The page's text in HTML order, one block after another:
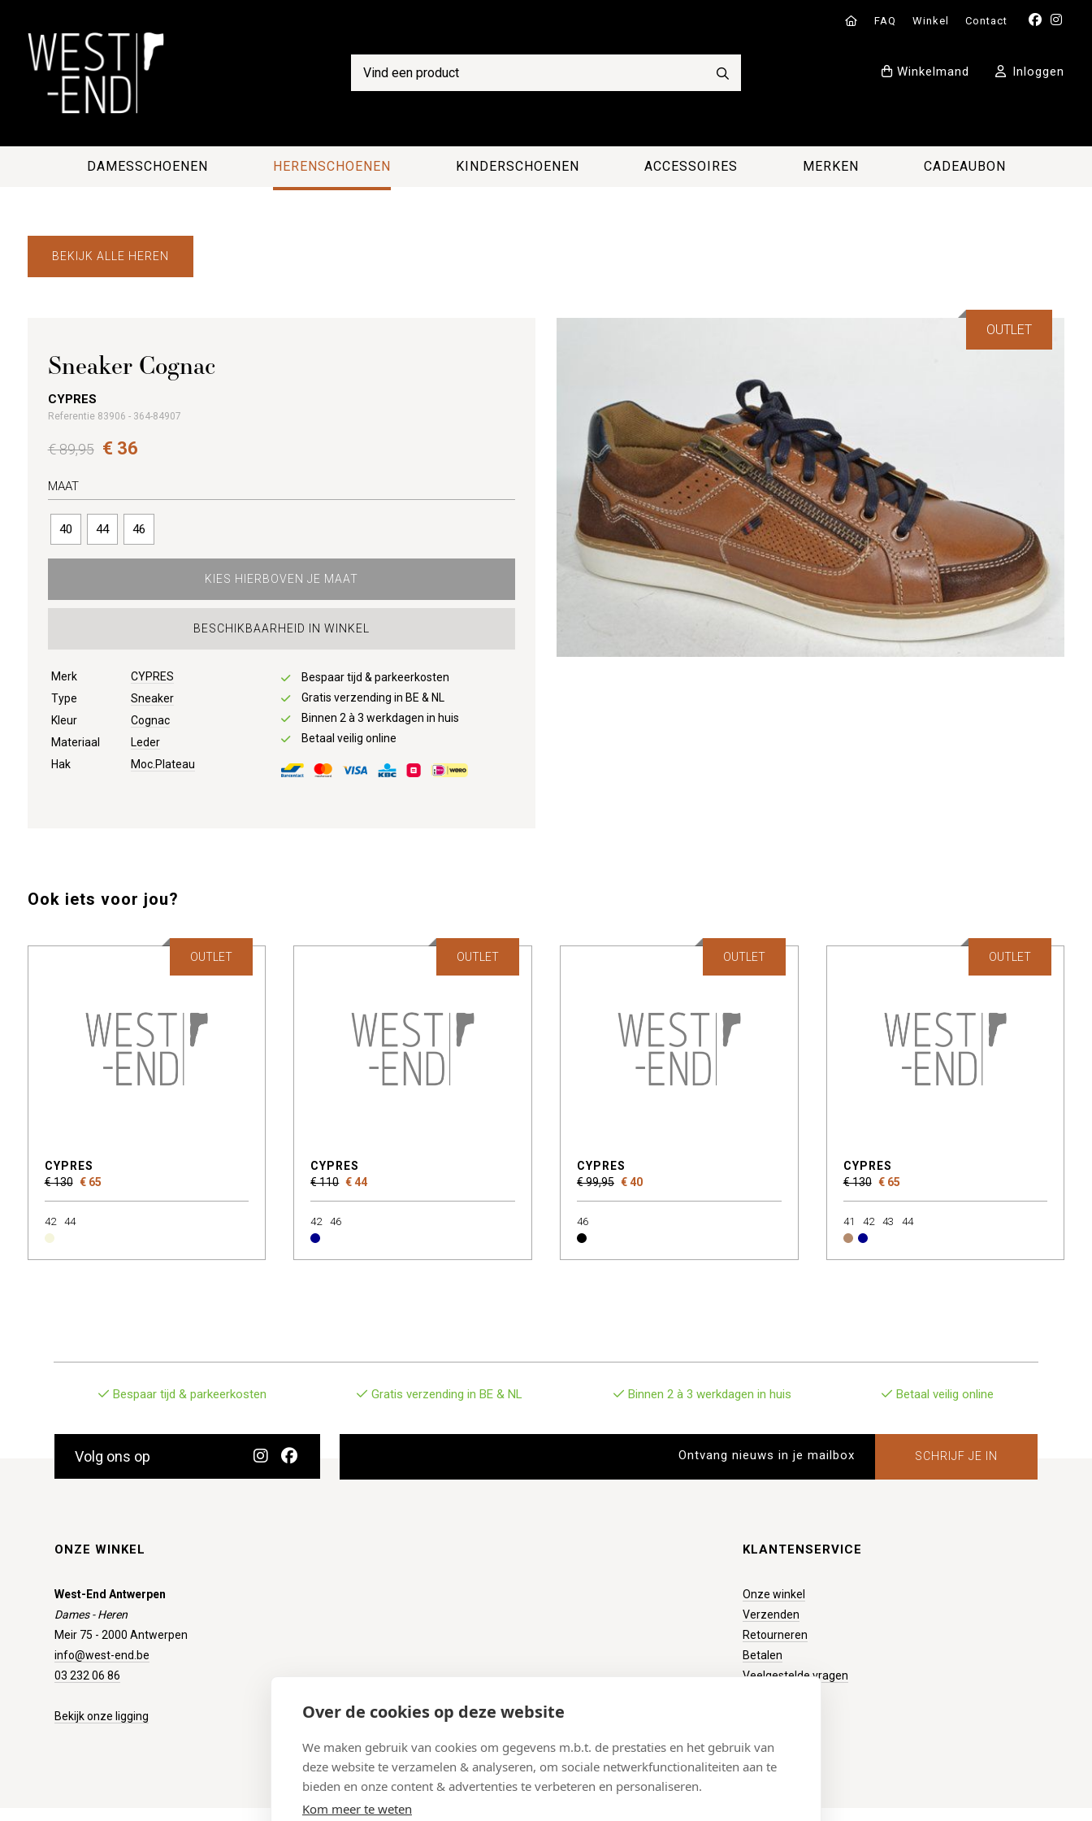
Over de cookies op deze website
We maken gebruik van cookies om gegevens m.b.t. de prestaties en het gebruik van
deze website te verzamelen & analyseren, om sociale netwerkfunctionaliteiten aan te
bieden en onze content & advertenties te verbeteren en personaliseren.
Kom meer te weten
FAQ Winkel Contact
Inloggen
Winkelmand
DAMESSCHOENEN HERENSCHOENEN KINDERSCHOENEN ACCESSOIRES MERKEN CADEAUBON
BEKIJK ALLE HEREN
OUTLET
Sneaker Cognac
CYPRES
Referentie 83906 - 364-84907
€ 89,95 € 36
MAAT
40 44 46
KIES HIERBOVEN JE MAAT
BESCHIKBAARHEID IN WINKEL
Merk
CYPRES
Type
Sneaker
Kleur
Cognac
Materiaal
Leder
Hak
Moc.Plateau
Bespaar tijd & parkeerkosten
Gratis verzending in BE & NL
Binnen 2 à 3 werkdagen in huis
Betaal veilig online
Ook iets voor jou?
CYPRES
€ 130 € 65
OUTLET
42 44
CYPRES
€ 110 € 44
OUTLET
42 46
CYPRES
€ 99,95 € 40
OUTLET
46
CYPRES
€ 130 € 65
OUTLET
41 42 43 44
Bespaar tijd & parkeerkosten Gratis verzending in BE & NL Binnen 2 à 3 werkdagen in huis Betaal veilig online
Volg ons op SCHRIJF JE IN
ONZE WINKEL
West-End Antwerpen
Dames - Heren
Meir 75 - 2000 Antwerpen
info@west-end.be
03 232 06 86
Bekijk onze ligging
KLANTENSERVICE
Onze winkel
Verzenden
Retourneren
Betalen
Veelgestelde vragen